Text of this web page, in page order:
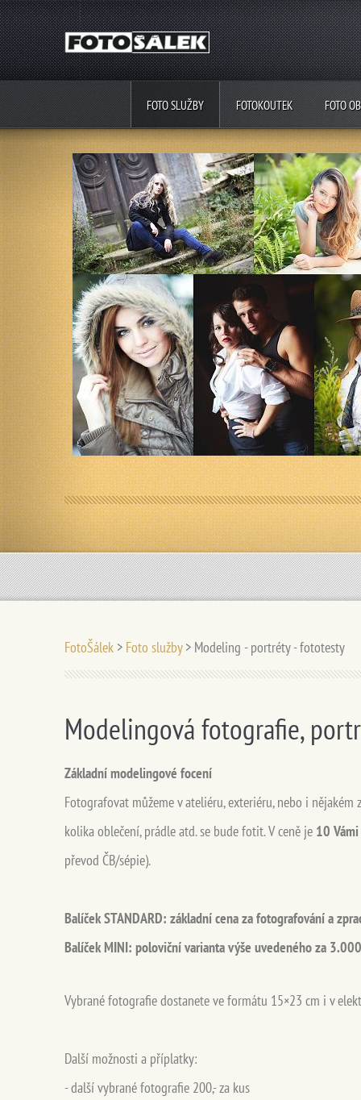
FOTO SLUŽBY FOTOKOUTEK FOTO
FotoŠálek > Foto služby > Modeling - portréty - fototesty
Modelingová fotografie,
Základní modelingové focení
Fotografovat můžeme v ateliéru, exteriéru, nebo i
kolika oblečení, prádle atd. se bude fotit. V ceně je 10
převod ČB/sépie).
Balíček STANDARD: základní cena za fotografování a
Balíček MINI: poloviční varianta výše uvedeného za
Vybrané fotografie dostanete ve formátu 15×23 cm i v
Další možnosti a příplatky:
- další vybrané fotografie 200,- za kus